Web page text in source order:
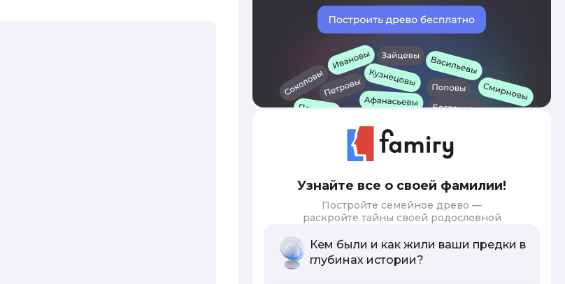
Узнайте все о своей фамилии!
Постройте семейное древо —
раскройте тайны своей родословной
Кем были и как жили ваши предки в
глубинах истории?